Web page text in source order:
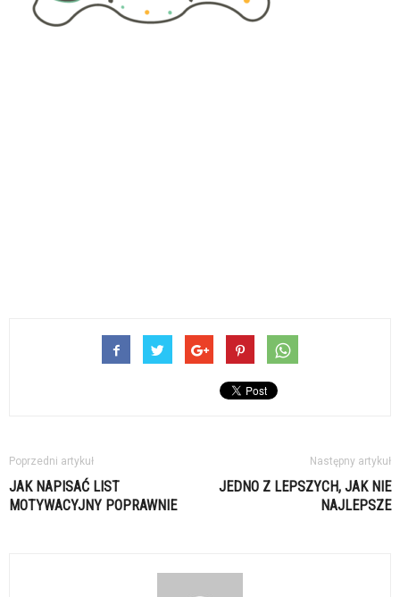
Poprzedni artykuł
JAK NAPISAĆ LIST
MOTYWACYJNY POPRAWNIE
Następny artykuł
JEDNO Z LEPSZYCH, JAK NIE
NAJLEPSZE